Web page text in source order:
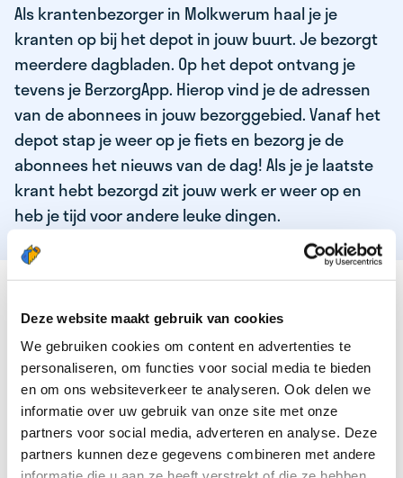
Deze website maakt gebruik van cookies
We gebruiken cookies om content en advertenties te
personaliseren, om functies voor social media te bieden
en om ons websiteverkeer te analyseren. Ook delen we
informatie over uw gebruik van onze site met onze
partners voor social media, adverteren en analyse. Deze
partners kunnen deze gegevens combineren met andere
Als krantenbezorger in Molkwerum haal je je
kranten op bij het depot in jouw buurt. Je bezorgt
meerdere dagbladen. Op het depot ontvang je
tevens je BerzorgApp. Hierop vind je de adressen
van de abonnees in jouw bezorggebied. Vanaf het
depot stap je weer op je fiets en bezorg je de
abonnees het nieuws van de dag! Als je je laatste
krant hebt bezorgd zit jouw werk er weer op en
heb je tijd voor andere leuke dingen.
DEZE KWALITEITEN HEEFT ONZE TOP
KRANTENBEZORGER
Je bent verantwoordelijk en zelfstandig
Je houdt van lekker bewegen in de frisse lucht
Je houdt vooral van fijn werk dat lekker bijverdient!
Je wordt blij van het bezorgen van het laatste nieuws